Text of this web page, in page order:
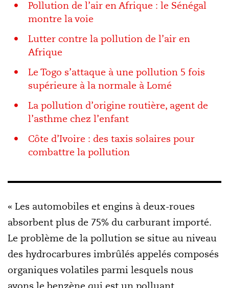
Pollution de l’air en Afrique : le Sénégal
montre la voie
Lutter contre la pollution de l’air en
Afrique
Le Togo s’attaque à une pollution 5 fois
supérieure à la normale à Lomé
La pollution d’origine routière, agent de
l’asthme chez l’enfant
Côte d’Ivoire : des taxis solaires pour
combattre la pollution
« Les automobiles et engins à deux-roues
absorbent plus de 75% du carburant importé.
Le problème de la pollution se situe au niveau
des hydrocarbures imbrûlés appelés composés
organiques volatiles parmi lesquels nous